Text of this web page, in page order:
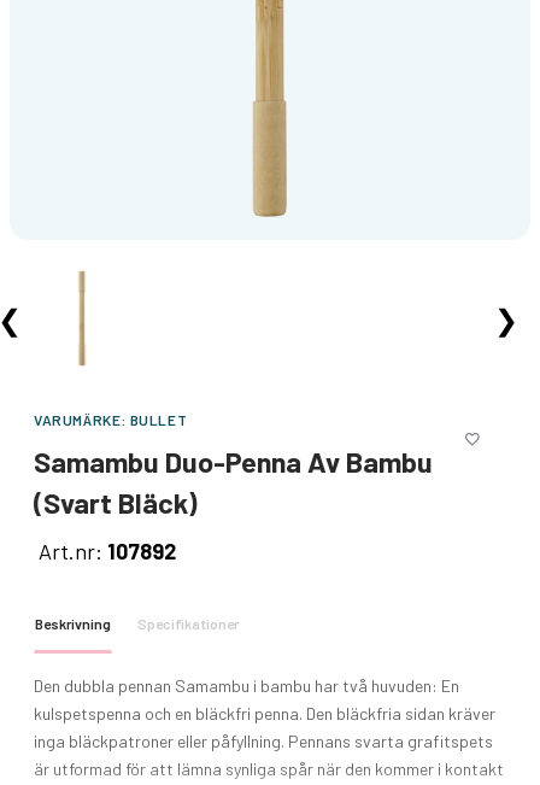
❯
VARUMÄRKE: BULLET
Samambu Duo-Penna Av Bambu
(svart Bläck)
Art.nr: 107892
Beskrivning Specifikationer
Den dubbla pennan Samambu i bambu har två huvuden: En
kulspetspenna och en bläckfri penna. Den bläckfria sidan kräver
inga bläckpatroner eller påfyllning. Pennans svarta grafitspets
är utformad för att lämna synliga spår när den kommer i kontakt